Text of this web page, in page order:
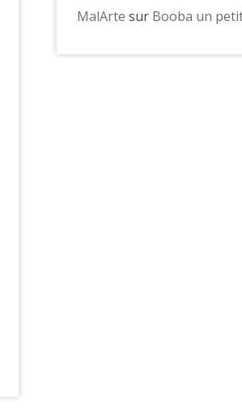
MalArte sur Booba un